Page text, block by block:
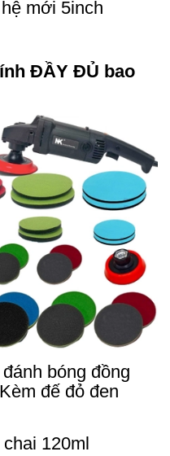
mới 5inch
ĐẦY ĐỦ bao
bóng đồng
đế đỏ đen
120ml